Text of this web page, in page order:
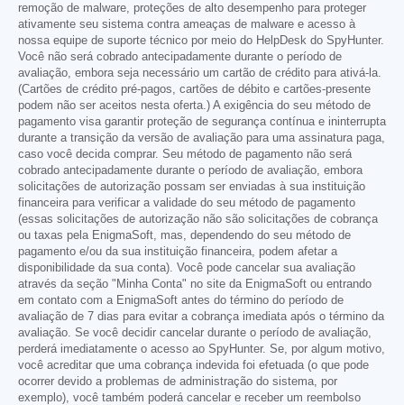
remoção de malware, proteções de alto desempenho para proteger
ativamente seu sistema contra ameaças de malware e acesso à
nossa equipe de suporte técnico por meio do HelpDesk do SpyHunter.
Você não será cobrado antecipadamente durante o período de
avaliação, embora seja necessário um cartão de crédito para ativá-la.
(Cartões de crédito pré-pagos, cartões de débito e cartões-presente
podem não ser aceitos nesta oferta.) A exigência do seu método de
pagamento visa garantir proteção de segurança contínua e ininterrupta
durante a transição da versão de avaliação para uma assinatura paga,
caso você decida comprar. Seu método de pagamento não será
cobrado antecipadamente durante o período de avaliação, embora
solicitações de autorização possam ser enviadas à sua instituição
financeira para verificar a validade do seu método de pagamento
(essas solicitações de autorização não são solicitações de cobrança
ou taxas pela EnigmaSoft, mas, dependendo do seu método de
pagamento e/ou da sua instituição financeira, podem afetar a
disponibilidade da sua conta). Você pode cancelar sua avaliação
através da seção "Minha Conta" no site da EnigmaSoft ou entrando
em contato com a EnigmaSoft antes do término do período de
avaliação de 7 dias para evitar a cobrança imediata após o término da
avaliação. Se você decidir cancelar durante o período de avaliação,
perderá imediatamente o acesso ao SpyHunter. Se, por algum motivo,
você acreditar que uma cobrança indevida foi efetuada (o que pode
ocorrer devido a problemas de administração do sistema, por
exemplo), você também poderá cancelar e receber um reembolso